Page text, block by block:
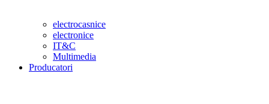
electrocasnice
electronice
IT&C
Multimedia
Producatori